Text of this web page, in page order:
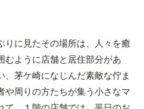
りに見たその場所は、人々を癒
むように店舗と居住部分があ
、茅ケ崎になじんだ素敵な佇ま
や周りの方たちが集う小さなマ